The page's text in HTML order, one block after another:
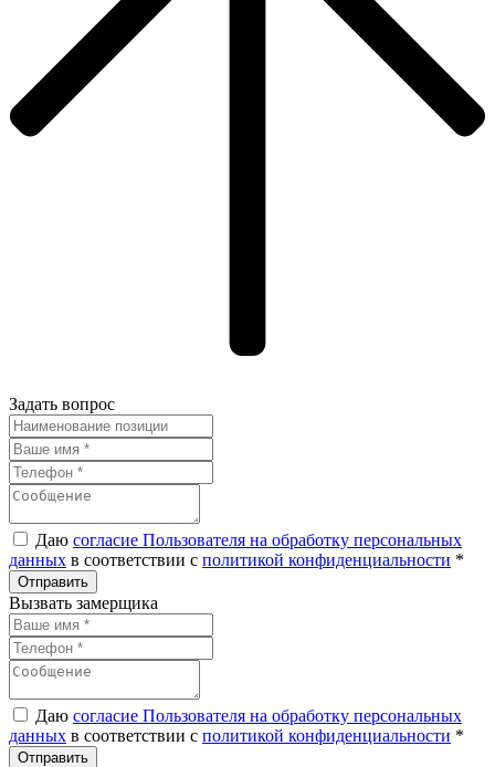
Задать вопрос
Даю согласие Пользователя на обработку персональных
данных в соответствии с политикой конфиденциальности *
Вызвать замерщика
Даю согласие Пользователя на обработку персональных
данных в соответствии с политикой конфиденциальности *